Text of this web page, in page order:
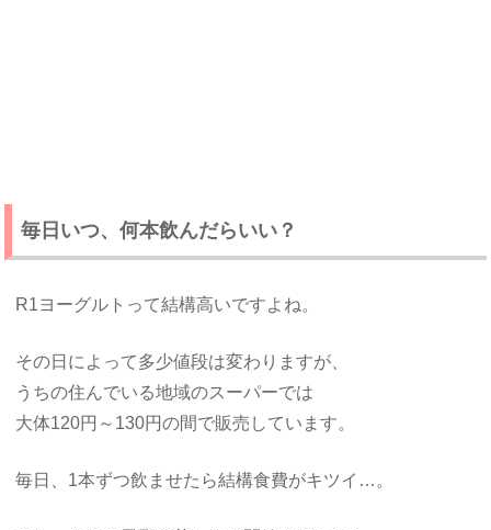
毎日いつ、何本飲んだらいい？
R1ヨーグルトって結構高いですよね。
その日によって多少値段は変わりますが、
うちの住んでいる地域のスーパーでは
大体120円～130円の間で販売しています。
毎日、1本ずつ飲ませたら結構食費がキツイ…。